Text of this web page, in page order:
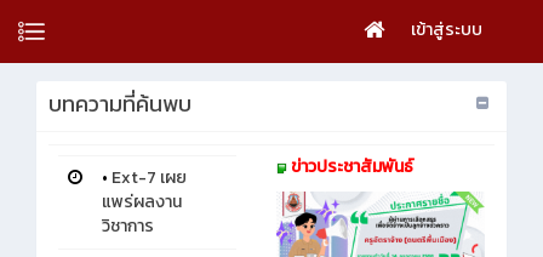
เข้าสู่ระบบ
บทความที่ค้นพบ
• Ext-7 เผย
แพร่ผลงาน
วิชาการ
ข่าวประชาสัมพันธ์